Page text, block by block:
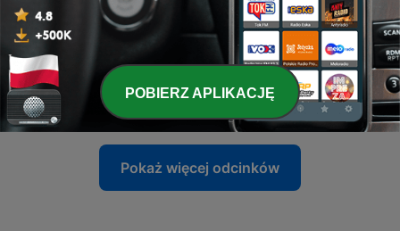
66 - A Wee Blether About...Exam Strategies
30 mar 2026
65 - A Wee Blether About...Our 5th Anniversary -
Academic Skills Over the Years
18 mar 2026
Pokaż więcej odcinków
POBIERZ APLIKACJĘ